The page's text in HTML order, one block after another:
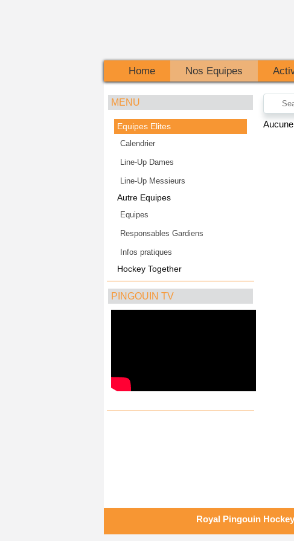
Home Nos Equipes
MENU
Equipes Elites
Calendrier
Line-Up Dames
Line-Up Messieurs
Autre Equipes
Equipes
Responsables Gardiens
Infos pratiques
Hockey Together
PINGOUIN TV
Royal Pingouin